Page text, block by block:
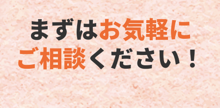
まずはお気軽に
ご相談ください！